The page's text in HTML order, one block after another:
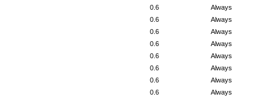
Always
0.6
Always
0.6
Always
0.6
Always
0.6
Always
0.6
Always
0.6
Always
0.6
Always
0.6